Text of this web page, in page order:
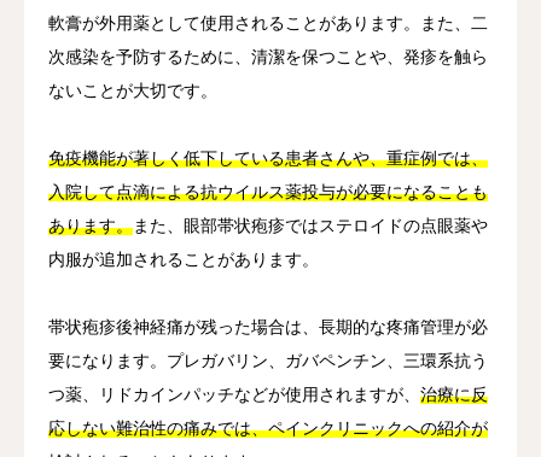
軟膏が外用薬として使用されることがあります。また、二
次感染を予防するために、清潔を保つことや、発疹を触ら
ないことが大切です。
免疫機能が著しく低下している患者さんや、重症例では、
入院して点滴による抗ウイルス薬投与が必要になることも
あります。また、眼部帯状疱疹ではステロイドの点眼薬や
内服が追加されることがあります。
帯状疱疹後神経痛が残った場合は、長期的な疼痛管理が必
要になります。プレガバリン、ガバペンチン、三環系抗う
つ薬、リドカインパッチなどが使用されますが、 治療に反
応しない難治性の痛みでは、ペインクリニックへの紹介が